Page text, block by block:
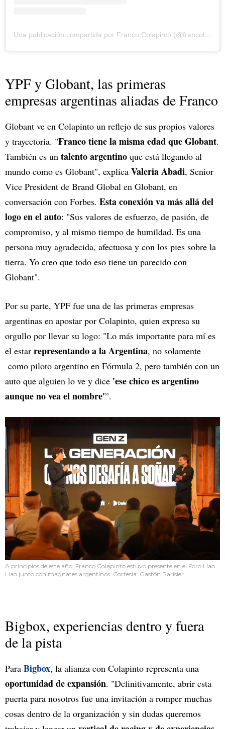
Una publicación compartida por Franco Colapinto (@francolapinto)
YPF y Globant, las primeras
empresas argentinas aliadas de Franco
Globant ve en Colapinto un reflejo de sus propios valores
y trayectoria. "Franco tiene la misma edad que Globant.
También es un talento argentino que está llegando al
mundo como es Globant", explica Valeria Abadi, Senior
Vice President de Brand Global en Globant, en
conversación con Forbes. Esta conexión va más allá del
logo en el auto: "Sus valores de esfuerzo, de pasión, de
compromiso, y al mismo tiempo de humildad. Es una
persona muy agradecida, afectuosa y con los pies sobre la
tierra. Yo creo que todo eso tiene un parecido con
Globant".
Por su parte, YPF fue una de las primeras empresas
argentinas en apostar por Colapinto, quien expresa su
orgullo por llevar su logo: "Lo más importante para mí es
el estar representando a la Argentina, no solamente
como piloto argentino en Fórmula 2, pero también con un
auto que alguien lo ve y dice 'ese chico es argentino
aunque no vea el nombre'”.
A principios de este año, Franco Colapinto estuvo presente en el Foro Llao
Llao junto con magnates argentinos. Cortesía: Gastón Parisier.
Bigbox, experiencias dentro y fuera
de la pista
Para Bigbox, la alianza con Colapinto representa una
oportunidad de expansión. "Definitivamente, abrir esta
puerta para nosotros fue una invitación a romper muchas
cosas dentro de la organización y sin dudas queremos